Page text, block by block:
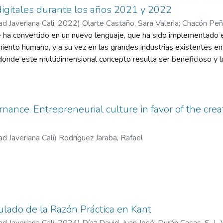
durante los años 2021 y 2022
Javeriana Cali, 2022) Olarte Castaño, Sara Valeria; Chacón
ha convertido en un nuevo lenguaje, que ha sido
humano, y a su vez en las grandes industrias existentes
este multidimensional concepto resulta ser beneficioso y
dirigió este proceso investigativo fue realizar un análisis
tradicionales y plataformas digitales durante los años 2021
que correspondían a las categorías y conceptos
autoridades en aras de la inclusión, la publicidad, la
un proceso metodológico cualitativo con un enfoque
Esto último fue aplicado en un conjunto de tres mensajes
ser completamente fiel a este, debido a la falta de balance, y
de tan masivo alcance.
Entrepreneurial culture in favor of the
Javeriana Cali) Rodríguez Jaraba, Rafael
de la Razón Práctica en Kant